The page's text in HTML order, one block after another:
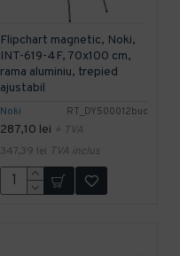
Noki RT_DY500012buc
Flipchart magnetic, Noki,
INT-619-4F, 70x100 cm,
rama aluminiu, trepied
ajustabil
287,10 lei + TVA
347,39 lei TVA inclus